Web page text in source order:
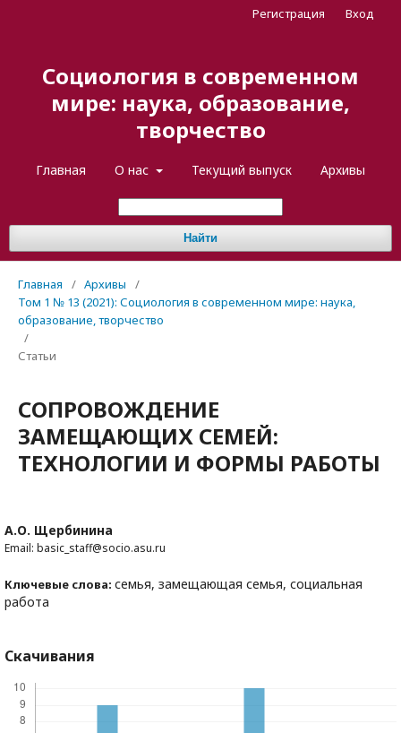
Социология в современном
мире: наука, образование,
творчество
Главная О нас Текущий выпуск Архивы
Найти
Регистрация Вход
Главная / Архивы
/
Том 1 № 13 (2021): Социология в современном мире: наука,
образование, творчество
/
Статьи
СОПРОВОЖДЕНИЕ
ЗАМЕЩАЮЩИХ СЕМЕЙ:
ТЕХНОЛОГИИ И ФОРМЫ РАБОТЫ
А.О. Щербинина
Email: basic_staff@socio.asu.ru
Ключевые слова: семья, замещающая семья, социальная
работа
Скачивания